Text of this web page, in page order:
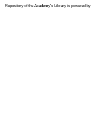
Repository of the Academy's Library is powered by